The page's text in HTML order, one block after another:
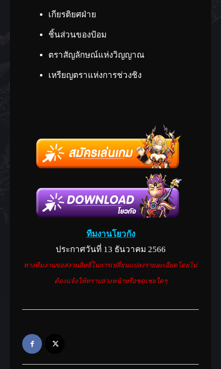
เกียรติยศฝ่าย
ชิ้นส่วนของป้อม
ตราสัญลักษณ์แห่งวิญญาณ
เหรียญตราแห่งการช่วงชิง
ทีมงานโยวกัง
ประกาศวันที่ 13 ธันวาคม 2566
ทางทีมงานขอสงวนสิทธิ์ในการเปลี่ยนแปลงรายละเอียดโดยไม่
ต้องแจ้งให้ทราบล่วงหน้าหรือชดเชยใดๆ